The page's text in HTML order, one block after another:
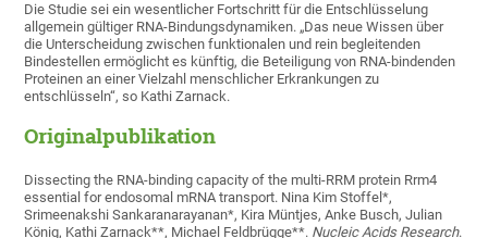
Die Studie sei ein wesentlicher Fortschritt für die Entschlüsselung
allgemein gültiger RNA-Bindungsdynamiken. „Das neue Wissen über
die Unterscheidung zwischen funktionalen und rein begleitenden
Bindestellen ermöglicht es künftig, die Beteiligung von RNA-bindenden
Proteinen an einer Vielzahl menschlicher Erkrankungen zu
entschlüsseln“, so Kathi Zarnack.
Originalpublikation
Dissecting the RNA-binding capacity of the multi-RRM protein Rrm4
essential for endosomal mRNA transport. Nina Kim Stoffel*,
Srimeenakshi Sankaranarayanan*, Kira Müntjes, Anke Busch, Julian
König, Kathi Zarnack**, Michael Feldbrügge**. Nucleic Acids Research.